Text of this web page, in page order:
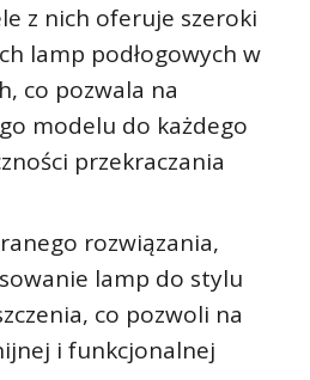
z nich oferuje szeroki
lamp podłogowych w
co pozwala na
modelu do każdego
przekraczania
rozwiązania,
lamp do stylu
co pozwoli na
i funkcjonalnej